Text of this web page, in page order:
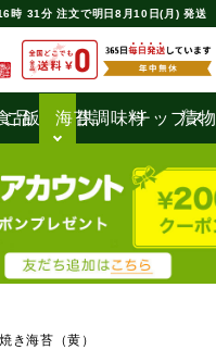
時 31分 注文で明日8月10日(月) 発送
品
ご飯のお供
海苔調味料チップス
漬物
焼き海苔（黄）